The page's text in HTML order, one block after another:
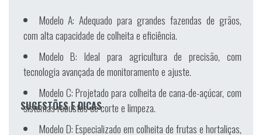
Modelo A: Adequado para grandes fazendas de grãos,
com alta capacidade de colheita e eficiência.
Modelo B: Ideal para agricultura de precisão, com
tecnologia avançada de monitoramento e ajuste.
Modelo C: Projetado para colheita de cana-de-açúcar, com
sistemas robustos de corte e limpeza.
Modelo D: Especializado em colheita de frutas e hortaliças,
SUGESTÕES E DICAS